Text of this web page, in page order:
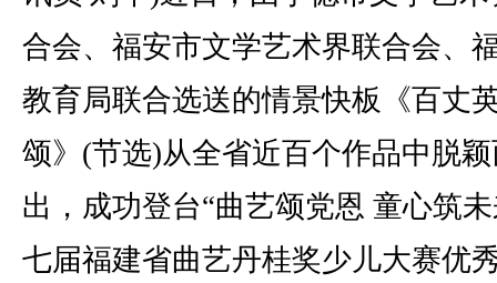
合会、福安市文学艺术界联合会、
教育局联合选送的情景快板《百丈
颂》(节选)从全省近百个作品中脱
出，成功登台“曲艺颂党恩 童心筑
七届福建省曲艺丹桂奖少儿大赛优